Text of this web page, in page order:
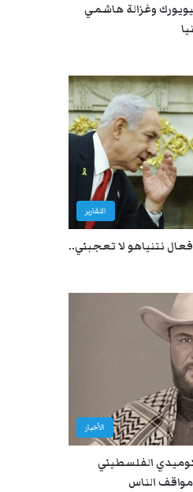
وغزالة هاشمي
التقارير
نتنياهو لا تعجبني..
الأخبار
الفلسطيني
مواقف الناس